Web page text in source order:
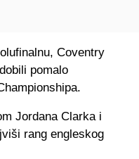
Coventry
pomalo
Jordana Clarka i
rang engleskog